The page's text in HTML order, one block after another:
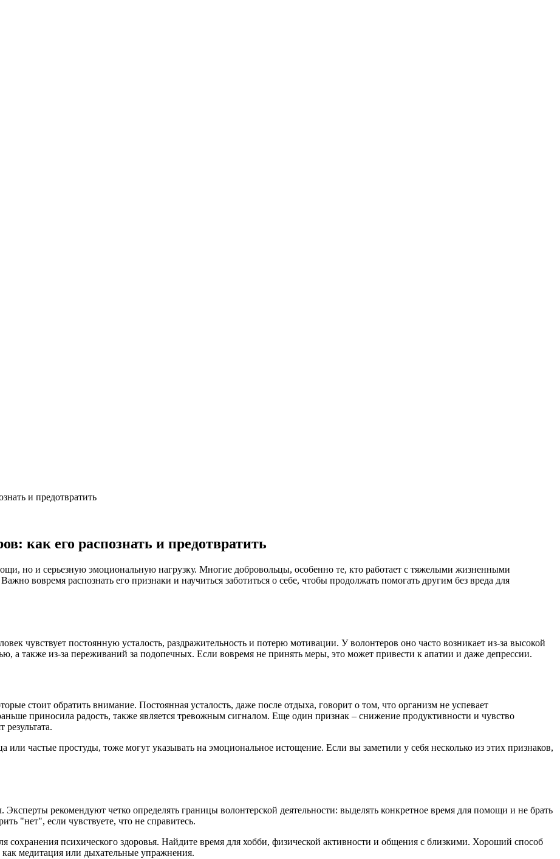
и предотвратить
как его распознать и предотвратить
но и серьезную эмоциональную нагрузку. Многие добровольцы, особенно те, кто работает с тяжелыми жизненными
вовремя распознать его признаки и научиться заботиться о себе, чтобы продолжать помогать другим без вреда для
чувствует постоянную усталость, раздражительность и потерю мотивации. У волонтеров оно часто возникает из-за высокой
а также из-за переживаний за подопечных. Если вовремя не принять меры, это может привести к апатии и даже депрессии.
стоит обратить внимание. Постоянная усталость, даже после отдыха, говорит о том, что организм не успевает
приносила радость, также является тревожным сигналом. Еще один признак – снижение продуктивности и чувство
частые простуды, тоже могут указывать на эмоциональное истощение. Если вы заметили у себя несколько из этих признаков,
рекомендуют четко определять границы волонтерской деятельности: выделять конкретное время для помощи и не брать
"нет", если чувствуете, что не справитесь.
сохранения психического здоровья. Найдите время для хобби, физической активности и общения с близкими. Хороший способ
как медитация или дыхательные упражнения.